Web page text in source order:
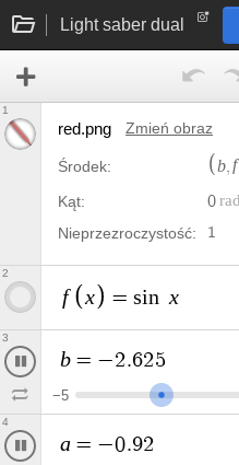
Light saber dual
red.png Zmień obraz
Środek: b, f
Kąt: 0
Nieprzezroczystość:
1
1
f x = sin x
2
b = −3.46
−5
3
a = −1.75
4